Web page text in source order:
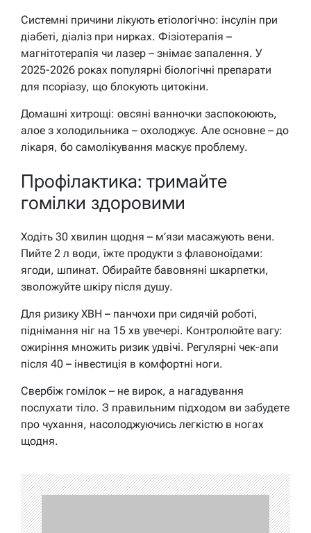
Системні причини лікують етіологічно: інсулін при
діабеті, діаліз при нирках. Фізіотерапія –
магнітотерапія чи лазер – знімає запалення. У
2025-2026 роках популярні біологічні препарати
для псоріазу, що блокують цитокіни.
Домашні хитрощі: овсяні ванночки заспокоюють,
алое з холодильника – охолоджує. Але основне – до
лікаря, бо самолікування маскує проблему.
Профілактика: тримайте
гомілки здоровими
Ходіть 30 хвилин щодня – м’язи масажують вени.
Пийте 2 л води, їжте продукти з флавоноїдами:
ягоди, шпинат. Обирайте бавовняні шкарпетки,
зволожуйте шкіру після душу.
Для ризику ХВН – панчохи при сидячій роботі,
піднімання ніг на 15 хв увечері. Контролюйте вагу:
ожиріння множить ризик удвічі. Регулярні чек-апи
після 40 – інвестиція в комфортні ноги.
Свербіж гомілок – не вирок, а нагадування
послухати тіло. З правильним підходом ви забудете
про чухання, насолоджуючись легкістю в ногах
щодня.